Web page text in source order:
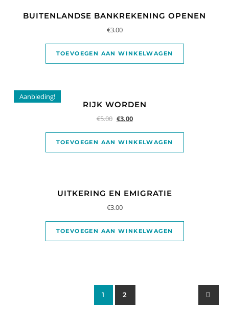
BUITENLANDSE BANKREKENING OPENEN
€3.00
TOEVOEGEN AAN WINKELWAGEN
Aanbieding!
RIJK WORDEN
€5.00 €3.00
TOEVOEGEN AAN WINKELWAGEN
UITKERING EN EMIGRATIE
€3.00
TOEVOEGEN AAN WINKELWAGEN
1 2